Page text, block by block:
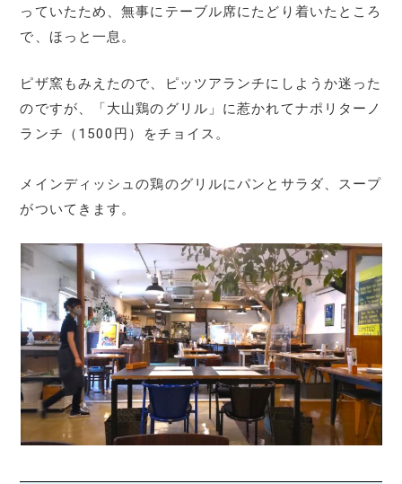
っていたため、無事にテーブル席にたどり着いたところ
で、ほっと一息。
ピザ窯もみえたので、ピッツアランチにしようか迷った
のですが、「大山鶏のグリル」に惹かれてナポリターノ
ランチ（1500円）をチョイス。
メインディッシュの鶏のグリルにパンとサラダ、スープ
がついてきます。